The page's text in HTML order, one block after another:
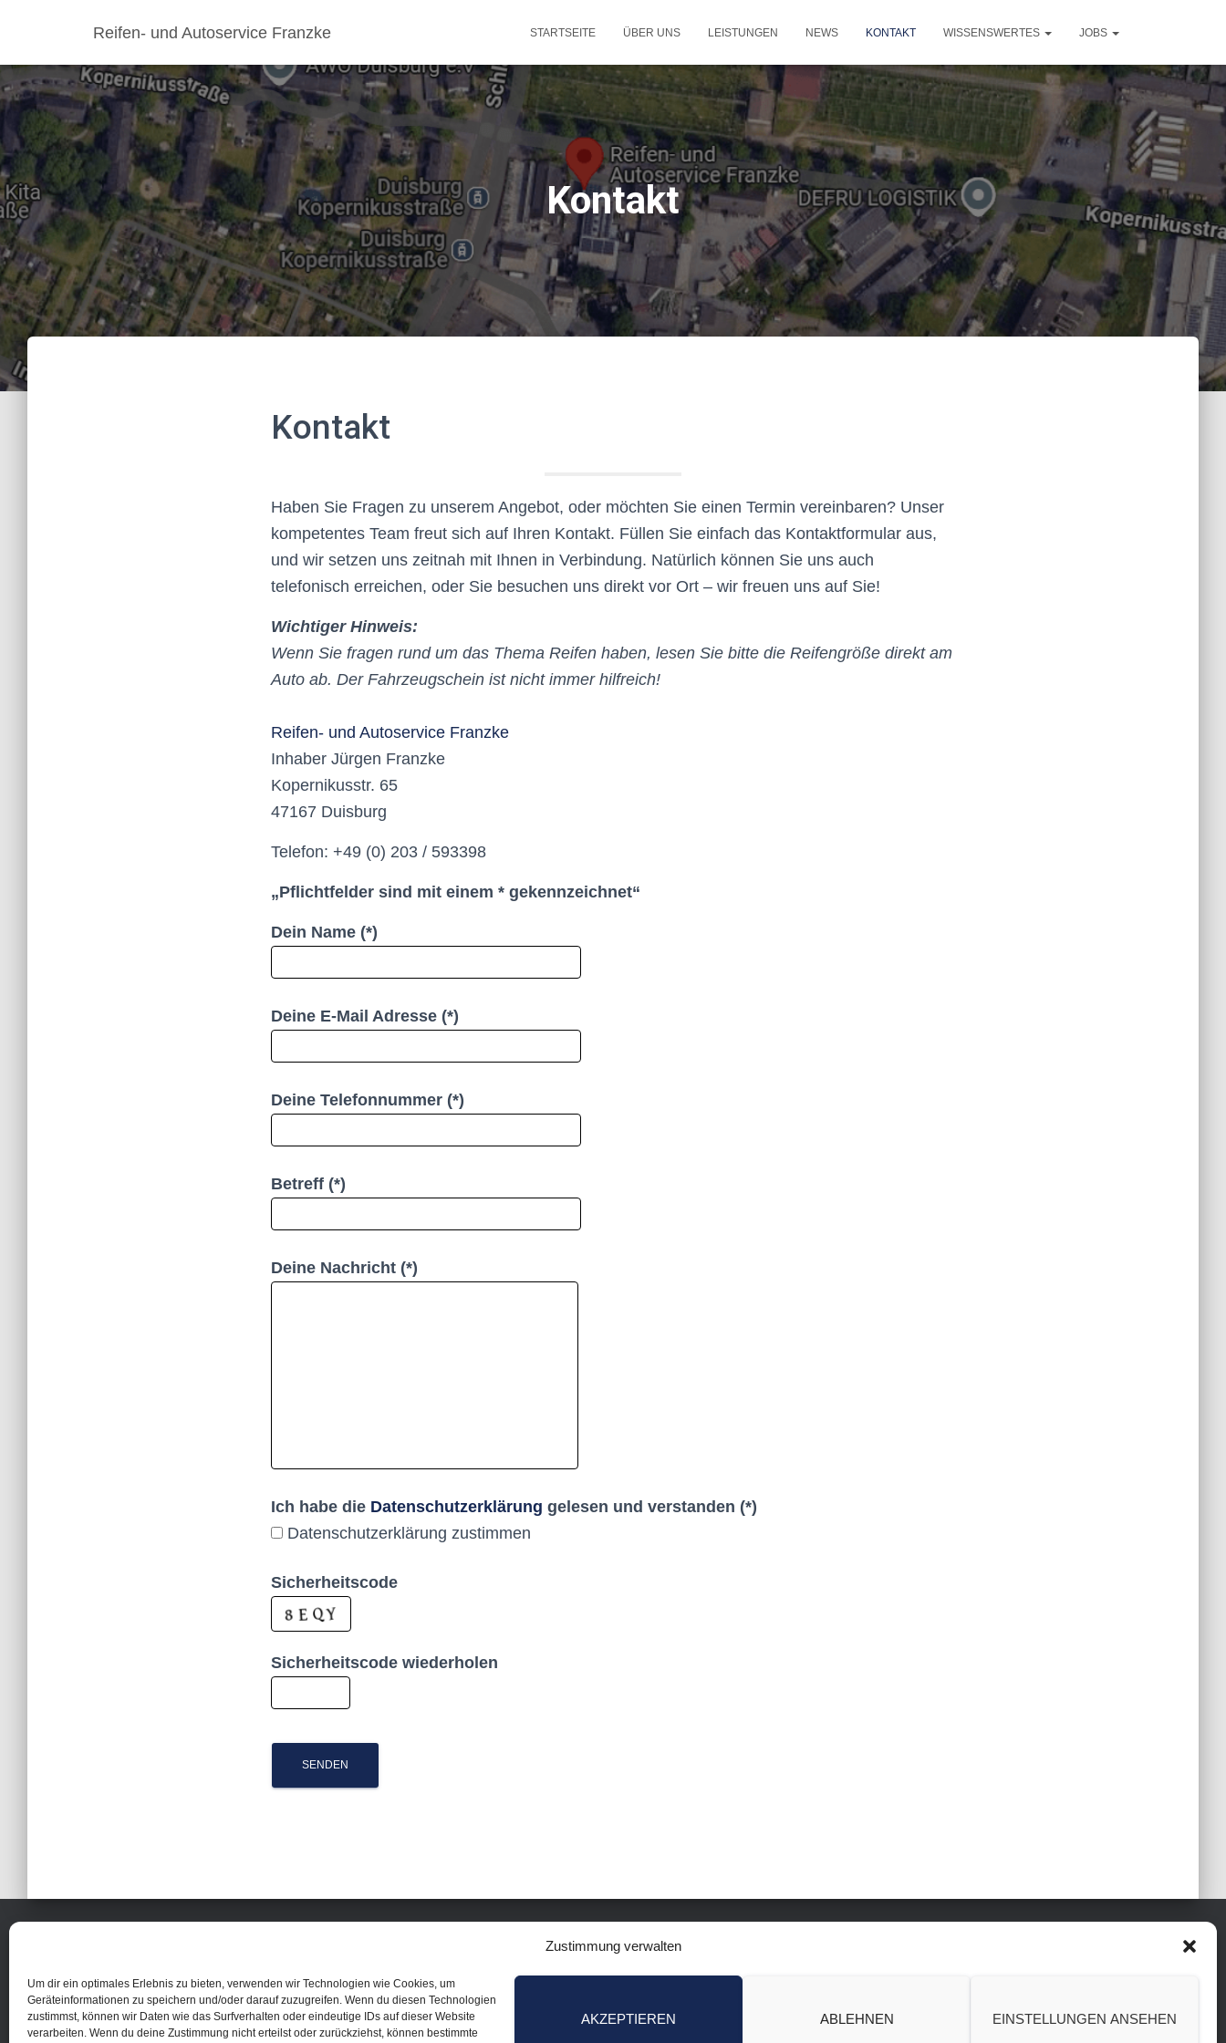
Zustimmung verwalten
Um dir ein optimales Erlebnis zu bieten, verwenden wir Technologien wie Cookies, um
Geräteinformationen zu speichern und/oder darauf zuzugreifen. Wenn du diesen Technologien
zustimmst, können wir Daten wie das Surfverhalten oder eindeutige IDs auf dieser Website
verarbeiten. Wenn du deine Zustimmung nicht erteilst oder zurückziehst, können bestimmte
AKZEPTIEREN ABLEHNEN EINSTELLUNGEN ANSEHEN
Reifen- und Autoservice Franzke STARTSEITE ÜBER UNS LEISTUNGEN NEWS KONTAKT WISSENSWERTES JOBS
Kontakt
Kontakt
Haben Sie Fragen zu unserem Angebot, oder möchten Sie einen Termin vereinbaren? Unser
kompetentes Team freut sich auf Ihren Kontakt. Füllen Sie einfach das Kontaktformular aus,
und wir setzen uns zeitnah mit Ihnen in Verbindung. Natürlich können Sie uns auch
telefonisch erreichen, oder Sie besuchen uns direkt vor Ort – wir freuen uns auf Sie!
Wichtiger Hinweis:
Wenn Sie fragen rund um das Thema Reifen haben, lesen Sie bitte die Reifengröße direkt am
Auto ab. Der Fahrzeugschein ist nicht immer hilfreich!
Reifen- und Autoservice Franzke
Inhaber Jürgen Franzke
Kopernikusstr. 65
47167 Duisburg
Telefon: +49 (0) 203 / 593398
„Pflichtfelder sind mit einem * gekennzeichnet“
Dein Name (*)
Deine E-Mail Adresse (*)
Deine Telefonnummer (*)
Betreff (*)
Deine Nachricht (*)
Ich habe die Datenschutzerklärung gelesen und verstanden (*)
Datenschutzerklärung zustimmen
Sicherheitscode
Sicherheitscode wiederholen
47167 Duisburg
Tel: 0203 593398